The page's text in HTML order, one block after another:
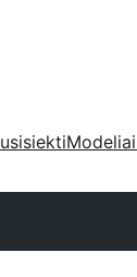
Modeliai